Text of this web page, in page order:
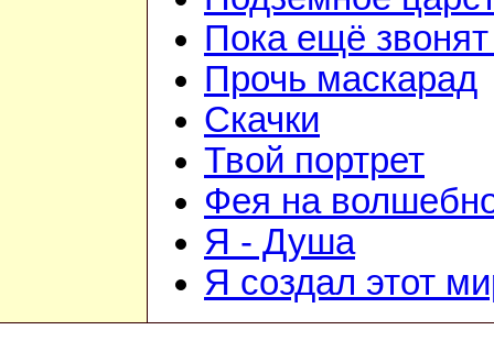
Пока ещё звонят
Прочь маскарад
Скачки
Твой портрет
Фея на
Я - Душа
Я создал этот